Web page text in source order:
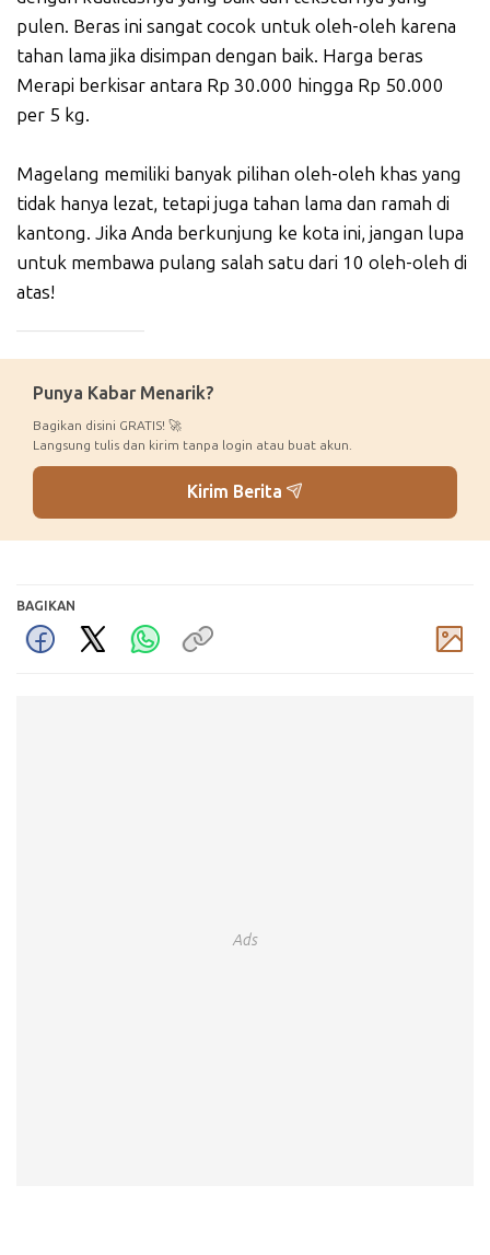
pulen. Beras ini sangat cocok untuk oleh-oleh karena
tahan lama jika disimpan dengan baik. Harga beras
Merapi berkisar antara Rp 30.000 hingga Rp 50.000
per 5 kg.
Magelang memiliki banyak pilihan oleh-oleh khas yang
tidak hanya lezat, tetapi juga tahan lama dan ramah di
kantong. Jika Anda berkunjung ke kota ini, jangan lupa
untuk membawa pulang salah satu dari 10 oleh-oleh di
atas!
Punya Kabar Menarik?
Bagikan disini GRATIS! 🚀
Langsung tulis dan kirim tanpa login atau buat akun.
Kirim Berita
BAGIKAN
Ads